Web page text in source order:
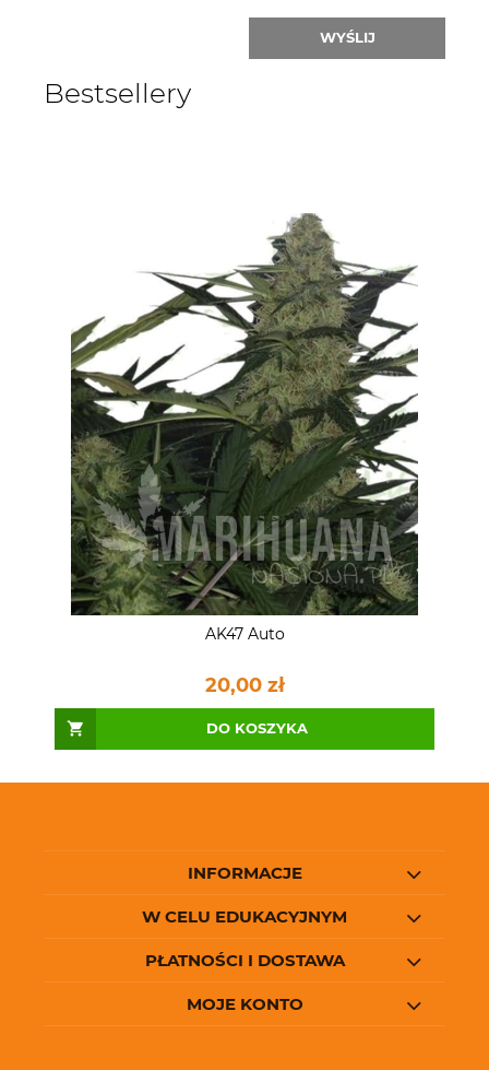
WYŚLIJ
Bestsellery
AK47 Auto
20,00 zł
DO KOSZYKA
INFORMACJE
W CELU EDUKACYJNYM
PŁATNOŚCI I DOSTAWA
MOJE KONTO